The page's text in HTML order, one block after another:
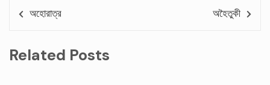
অহোরাত্র
অহৈতুকী
Related Posts